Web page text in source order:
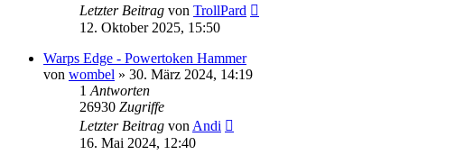
Letzter Beitrag von TrollPard
12. Oktober 2025, 15:50
Warps Edge - Powertoken Hammer
von wombel » 30. März 2024, 14:19
1 Antworten
26930 Zugriffe
Letzter Beitrag von Andi
16. Mai 2024, 12:40